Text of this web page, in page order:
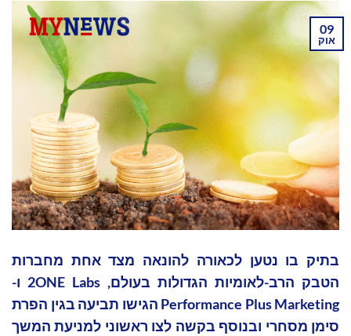
09
אוק
בתיק בו נטען לכאורה להונאה מצד אחת מחברות
הטבק הרב-לאומיות הגדולות בעולם, 2ONE Labs ו-
Performance Plus Marketing הגישו תביעה בגין הפרת
סימן מסחרי ובנוסף בקשה לצו ראשוני למניעת המשך